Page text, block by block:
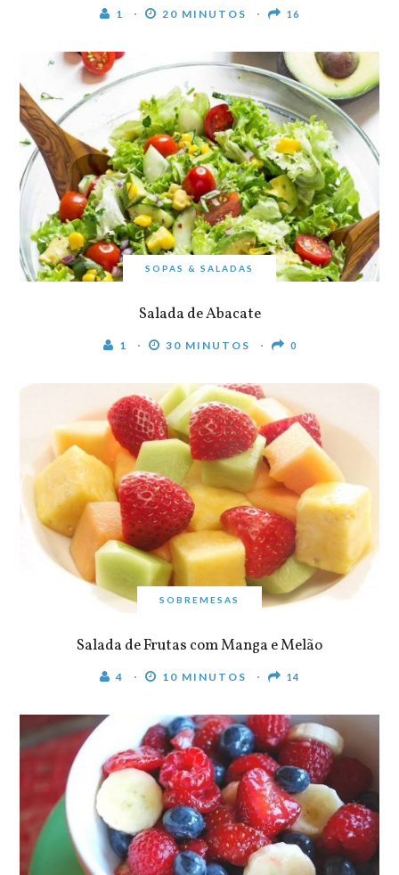
1 20 MINUTOS 16
SOPAS & SALADAS
Salada de Abacate
1 30 MINUTOS 0
SOBREMESAS
Salada de Frutas com Manga e Melão
4 10 MINUTOS 14